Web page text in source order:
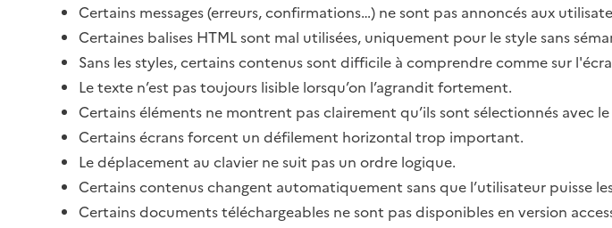
Certains messages (erreurs, confirmations…) ne sont pas annoncés aux
Certaines balises HTML sont mal utilisées, uniquement pour le style sans
Sans les styles, certains contenus sont difficile à comprendre comme sur
Le texte n’est pas toujours lisible lorsqu’on l’agrandit fortement.
Certains éléments ne montrent pas clairement qu’ils sont sélectionnés avec le
Certains écrans forcent un défilement horizontal trop important.
Le déplacement au clavier ne suit pas un ordre logique.
Certains contenus changent automatiquement sans que l’utilisateur puisse
Certains documents téléchargeables ne sont pas disponibles en version